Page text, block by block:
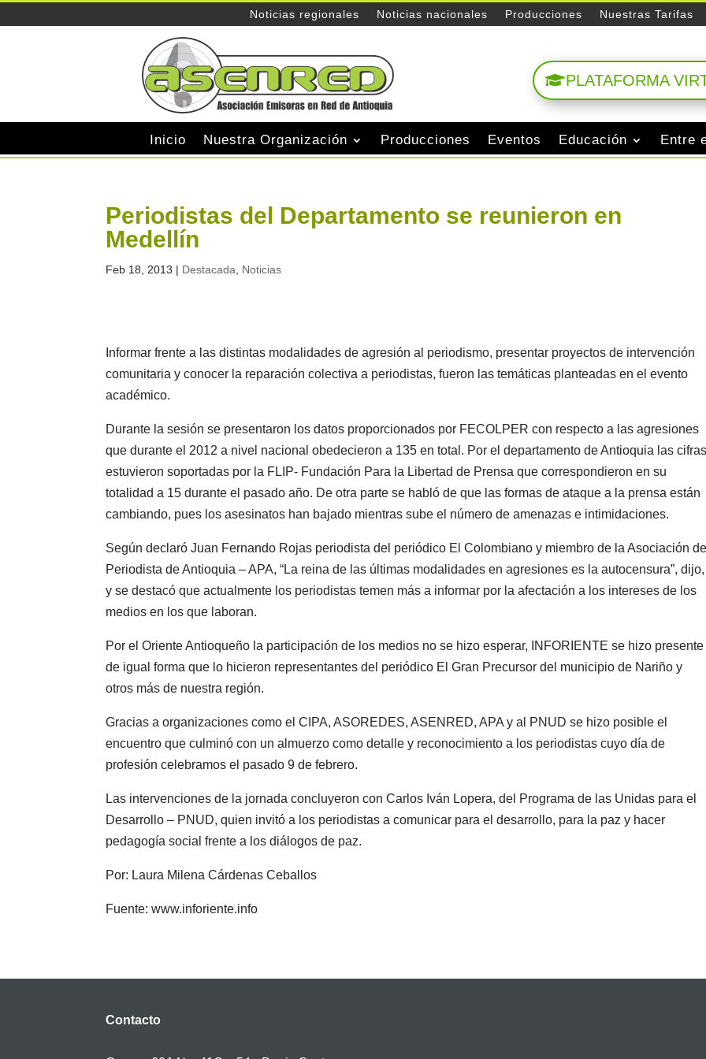
Noticias regionales Noticias nacionales Producciones Nuestras Tarifas
PLATAFORMA
Inicio Nuestra Organización Producciones Eventos Educación Entre
Periodistas del Departamento se reunieron en
Medellín
Feb 18, 2013 | Destacada, Noticias
Informar frente a las distintas modalidades de agresión al periodismo, presentar proyectos de intervención
comunitaria y conocer la reparación colectiva a periodistas, fueron las temáticas planteadas en el evento
académico.
Durante la sesión se presentaron los datos proporcionados por FECOLPER con respecto a las agresiones
que durante el 2012 a nivel nacional obedecieron a 135 en total. Por el departamento de Antioquia las
estuvieron soportadas por la FLIP- Fundación Para la Libertad de Prensa que correspondieron en su
totalidad a 15 durante el pasado año. De otra parte se habló de que las formas de ataque a la prensa están
cambiando, pues los asesinatos han bajado mientras sube el número de amenazas e intimidaciones.
Según declaró Juan Fernando Rojas periodista del periódico El Colombiano y miembro de la Asociación
Periodista de Antioquia – APA, “La reina de las últimas modalidades en agresiones es la autocensura”, dijo,
y se destacó que actualmente los periodistas temen más a informar por la afectación a los intereses de los
medios en los que laboran.
Por el Oriente Antioqueño la participación de los medios no se hizo esperar, INFORIENTE se hizo presente
de igual forma que lo hicieron representantes del periódico El Gran Precursor del municipio de Nariño y
otros más de nuestra región.
Gracias a organizaciones como el CIPA, ASOREDES, ASENRED, APA y al PNUD se hizo posible el
encuentro que culminó con un almuerzo como detalle y reconocimiento a los periodistas cuyo día de
profesión celebramos el pasado 9 de febrero.
Las intervenciones de la jornada concluyeron con Carlos Iván Lopera, del Programa de las Unidas para el
Desarrollo – PNUD, quien invitó a los periodistas a comunicar para el desarrollo, para la paz y hacer
pedagogía social frente a los diálogos de paz.
Por: Laura Milena Cárdenas Ceballos
Fuente: www.inforiente.info
Contacto